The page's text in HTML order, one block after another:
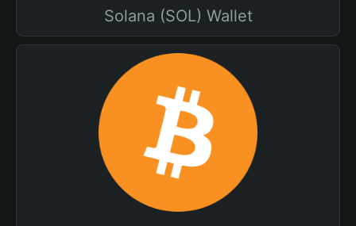
Solana (SOL) Wallet